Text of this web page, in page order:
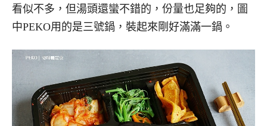
看似不多，但湯頭還蠻不錯的，份量也足夠的，圖
中PEKO用的是三號鍋，裝起來剛好滿滿一鍋。